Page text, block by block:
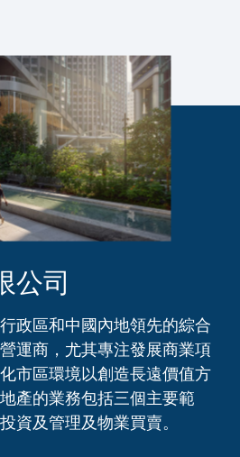
公司
政區和中國內地領先的綜合
運商，尤其專注發展商業項
市區環境以創造長遠價值方
產的業務包括三個主要範
資及管理及物業買賣。